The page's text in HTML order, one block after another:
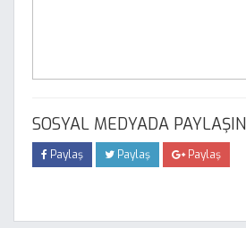
SOSYAL MEDYADA PAYLAŞIN
Paylaş Paylaş Paylaş